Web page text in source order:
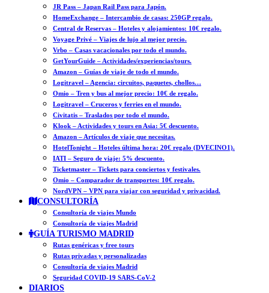
JR Pass – Japan Rail Pass para Japón.
HomeExchange – Intercambio de casas: 250GP regalo.
Central de Reservas – Hoteles y alojamientos: 10€ regalo.
Voyage Privé – Viajes de lujo al mejor precio.
Vrbo – Casas vacacionales por todo el mundo.
GetYourGuide – Actividades/experiencias/tours.
Amazon – Guías de viaje de todo el mundo.
Logitravel – Agencia: circuitos, paquetes, chollos…
Omio – Tren y bus al mejor precio: 10€ de regalo.
Logitravel – Cruceros y ferries en el mundo.
Civitatis – Traslados por todo el mundo.
Klook – Actividades y tours en Asia: 5€ descuento.
Amazon – Artículos de viaje que necesitas.
HotelTonight – Hoteles última hora: 20€ regalo (DVECINO1).
IATI – Seguro de viaje: 5% descuento.
Ticketmaster – Tickets para conciertos y festivales.
Omio – Comparador de transportes: 10€ regalo.
NordVPN – VPN para viajar con seguridad y privacidad.
CONSULTORÍA
Consultoría de viajes Mundo
Consultoría de viajes Madrid
GUÍA TURISMO MADRID
Rutas genéricas y free tours
Rutas privadas y personalizadas
Consultoría de viajes Madrid
Seguridad COVID-19 SARS-CoV-2
DIARIOS